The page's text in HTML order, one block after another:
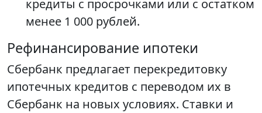
кредиты с просрочками или с остатком
менее 1 000 рублей.
Рефинансирование ипотеки
Сбербанк предлагает перекредитовку
ипотечных кредитов с переводом их в
Сбербанк на новых условиях. Ставки и